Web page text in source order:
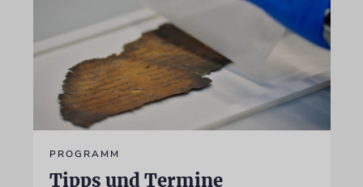
PROGRAMM
Tipps und Termine